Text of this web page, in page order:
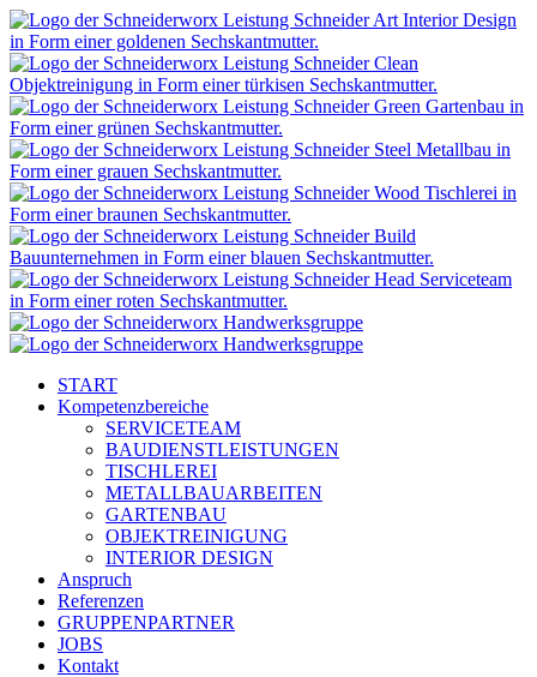
START
Kompetenzbereiche
SERVICETEAM
BAUDIENSTLEISTUNGEN
TISCHLEREI
METALLBAUARBEITEN
GARTENBAU
OBJEKTREINIGUNG
INTERIOR DESIGN
Anspruch
Referenzen
GRUPPENPARTNER
JOBS
Kontakt